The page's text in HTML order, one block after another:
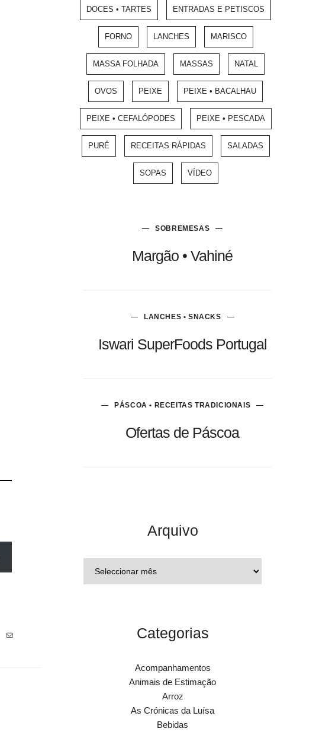
DOCES • TARTES ENTRADAS E PETISCOS
FORNO LANCHES MARISCO
MASSA FOLHADA MASSAS NATAL
OVOS PEIXE PEIXE • BACALHAU
PEIXE • CEFALÓPODES PEIXE • PESCADA
PURÉ RECEITAS RÁPIDAS SALADAS
SOPAS VÍDEO
SOBREMESAS
Margão • Vahiné
LANCHES • SNACKS
Iswari SuperFoods Portugal
PÁSCOA • RECEITAS TRADICIONAIS
Ofertas de Páscoa
Arquivo
Categorias
Acompanhamentos
Animais de Estimação
Arroz
As Crónicas da Luísa
Bebidas